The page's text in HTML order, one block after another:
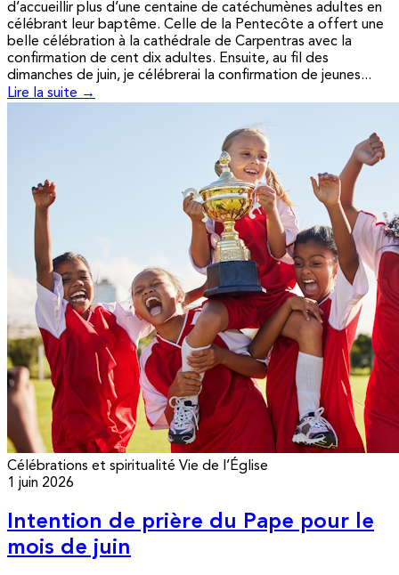
d’accueillir plus d’une centaine de catéchumènes adultes en
célébrant leur baptême. Celle de la Pentecôte a offert une
belle célébration à la cathédrale de Carpentras avec la
confirmation de cent dix adultes. Ensuite, au fil des
dimanches de juin, je célébrerai la confirmation de jeunes...
Lire la suite →
Célébrations et spiritualité Vie de l’Église
1 juin 2026
Intention de prière du Pape pour le
mois de juin